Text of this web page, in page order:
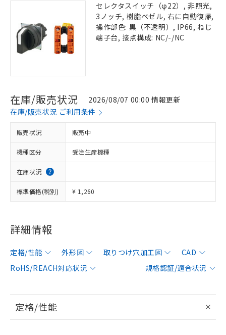
セレクタスイッチ（φ22）, 非照光,
3ノッチ, 樹脂ベゼル, 右に自動復帰,
操作部色: 黒（不透明）, IP66, ねじ
端子台, 接点構成: NC/-/NC
在庫/販売状況
2026/08/07 00:00 情報更新
在庫/販売状況 ご利用条件
販売状況 販売中
機種区分 受注生産機種
在庫状況
標準価格(税別) ¥ 1,260
詳細情報
定格/性能 外形図 取りつけ穴加工図
CAD
RoHS/REACH対応状況
規格認証/適合状況
定格/性能